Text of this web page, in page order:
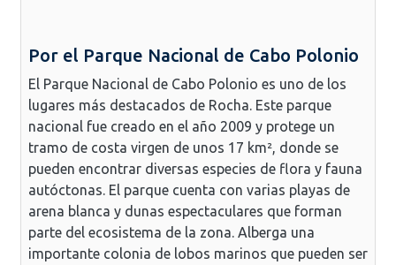
Por el Parque Nacional de Cabo Polonio
El Parque Nacional de Cabo Polonio es uno de los
lugares más destacados de Rocha. Este parque
nacional fue creado en el año 2009 y protege un
tramo de costa virgen de unos 17 km², donde se
pueden encontrar diversas especies de flora y fauna
autóctonas. El parque cuenta con varias playas de
arena blanca y dunas espectaculares que forman
parte del ecosistema de la zona. Alberga una
importante colonia de lobos marinos que pueden ser